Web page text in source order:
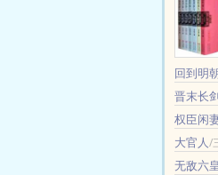
回到明
晋末长
权臣闲
大官人/
无敌六